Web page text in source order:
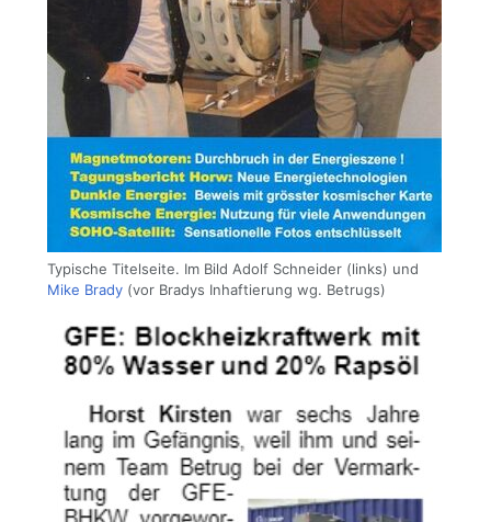
Typische Titelseite. Im Bild Adolf Schneider (links) und
Mike Brady (vor Bradys Inhaftierung wg. Betrugs)